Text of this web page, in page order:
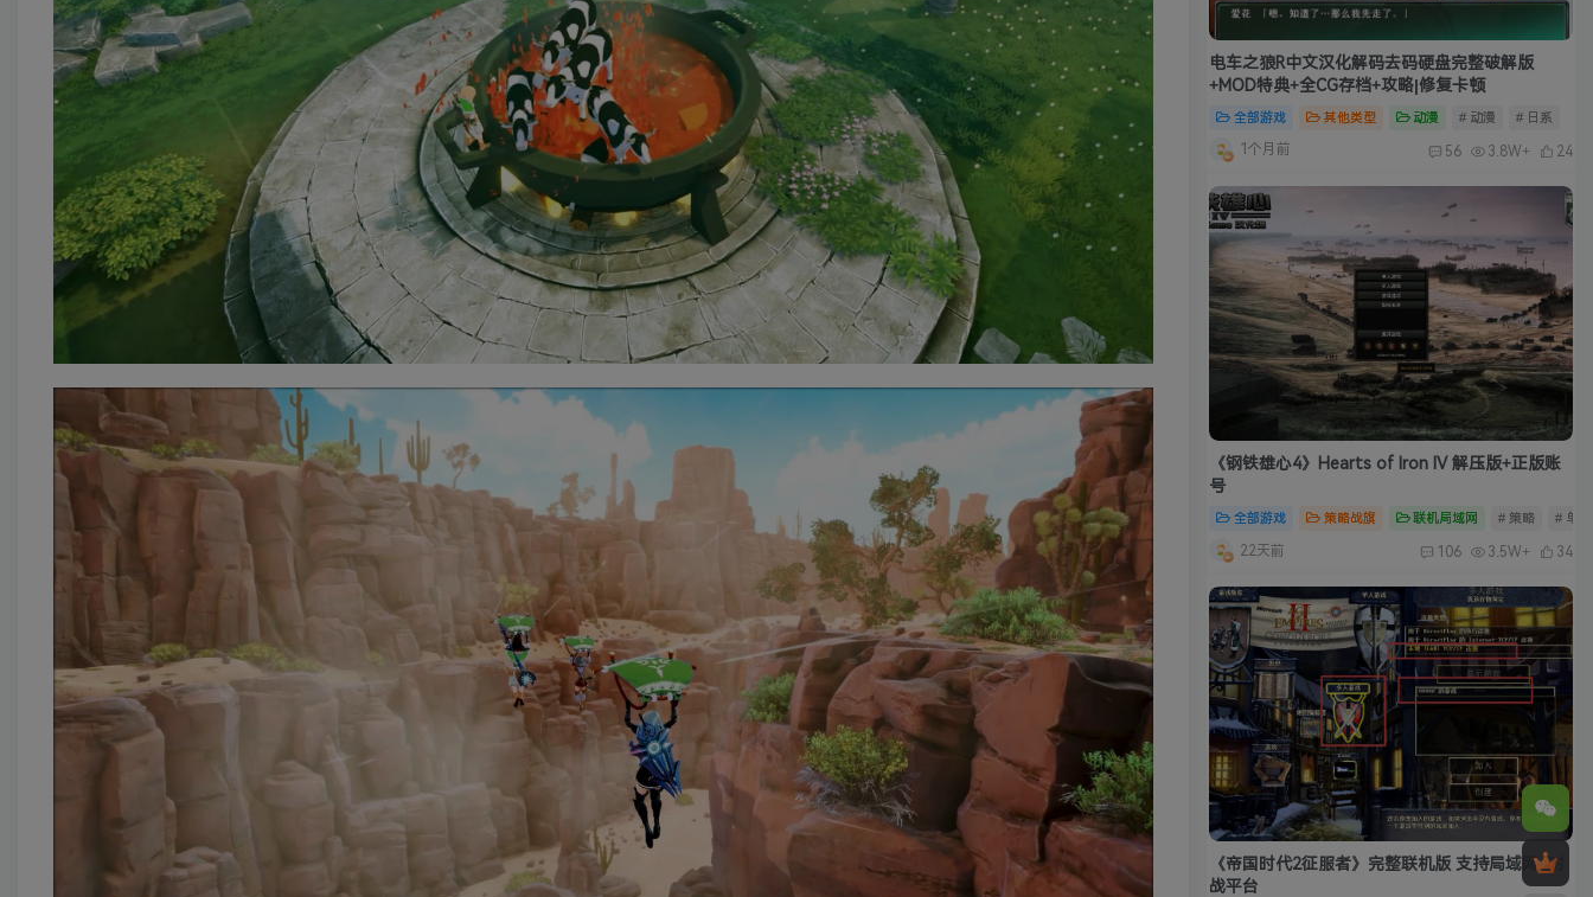
电车之狼R中文汉化解码去码硬盘完整破解版
+MOD特典+全CG存档+攻略|修复卡顿
全部游戏 其他类型 动漫 # 动漫 # 日系
1个月前 56 3.8W+ 24
《钢铁雄心4》Hearts of Iron IV 解压版+正版账
号
全部游戏 策略战旗 联机局域网 # 策略 # 单
22天前 106 3.5W+ 34
《帝国时代2征服者》完整联机版 支持局域网+对
战平台